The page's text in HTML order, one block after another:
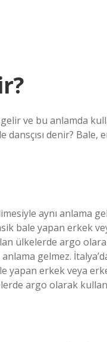
ve bu anlamda
denir? Bale,
aynı anlama
bale yapan erkek
ülkelerde argo
gelmez.
yapan erkek veya
argo olarak